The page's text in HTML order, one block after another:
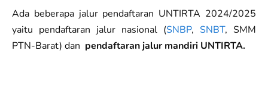
Ada beberapa jalur pendaftaran UNTIRTA 2024/2025
yaitu pendaftaran jalur nasional (SNBP, SNBT, SMM
PTN-Barat) dan pendaftaran jalur mandiri UNTIRTA.